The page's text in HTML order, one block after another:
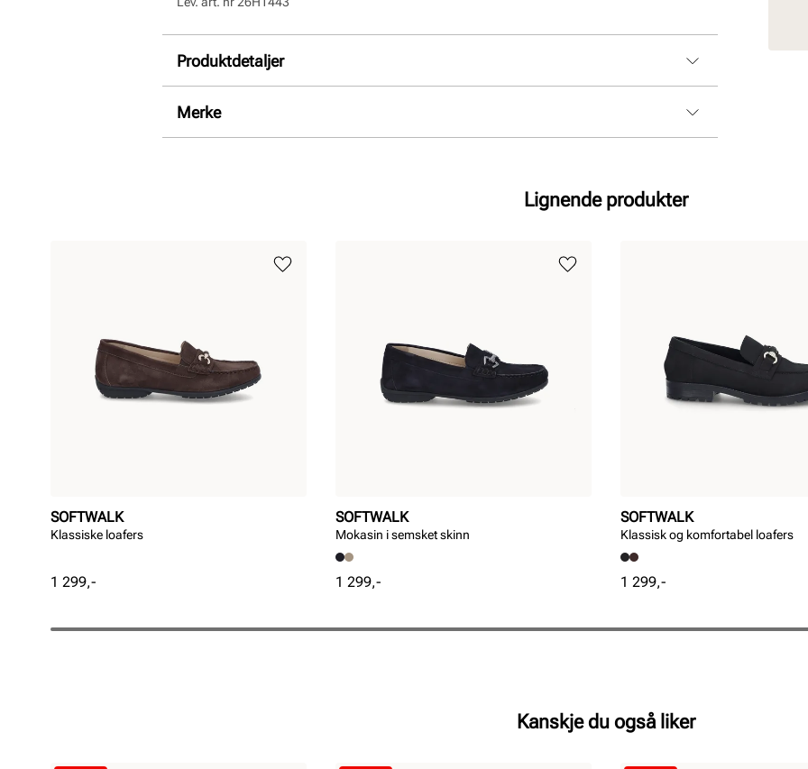
Produktdetaljer
Overdel:
Merke
Lignende produkter
SOFTWALK
Klassiske loafers
Pris
1 299,-
SOFTWALK
Mokasin i semsket skinn
Pris
1 299,-
SOFTWALK
Klassisk og komfortabel loafers
Pris
1 299,-
Kanskje du også liker